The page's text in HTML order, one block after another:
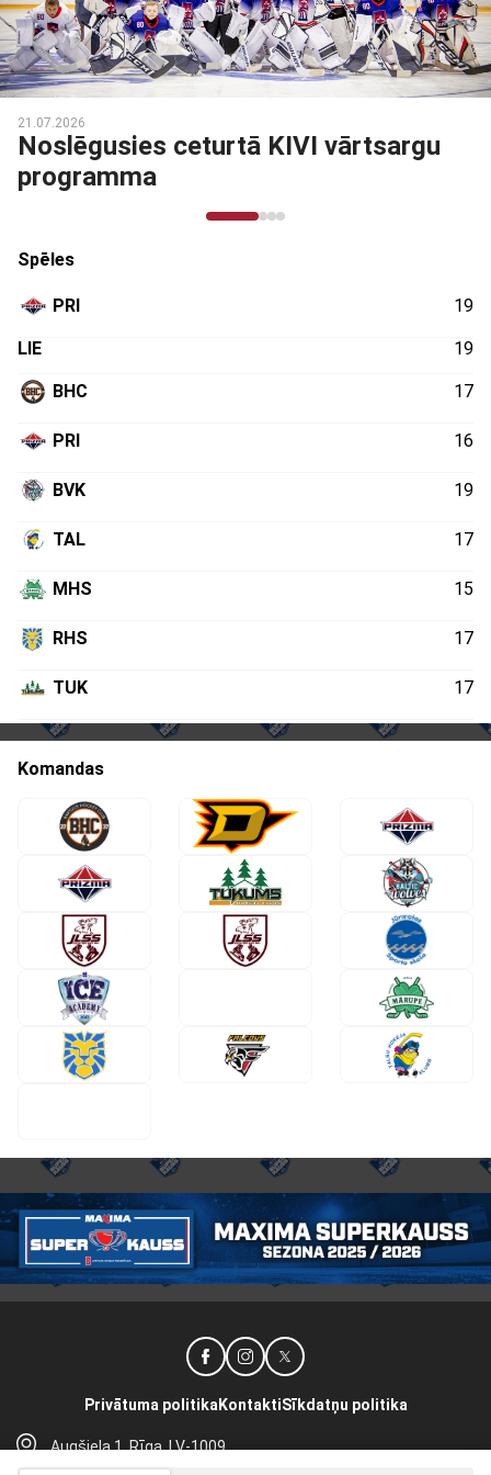
21.07.2026
Noslēgusies ceturtā KIVI vārtsargu
programma
Spēles
PRI 19
LIE 19
BHC 17
PRI 16
BVK 19
TAL 17
MHS 15
RHS 17
TUK 17
VEN 17
LLS
JSS
JLS
MOG
JLS
DSS
Komandas
Augšiela 1, Rīga, LV-1009
Privātuma politika KontaktiSīkdatņu politika